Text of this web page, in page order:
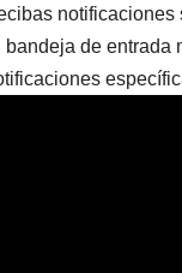
de